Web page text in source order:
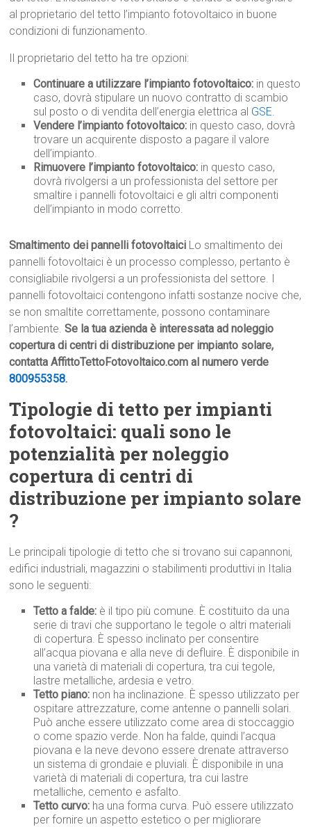
al proprietario del tetto l’impianto fotovoltaico in buone
condizioni di funzionamento.
Il proprietario del tetto ha tre opzioni:
Continuare a utilizzare l’impianto fotovoltaico: in questo
caso, dovrà stipulare un nuovo contratto di scambio
sul posto o di vendita dell’energia elettrica al GSE.
Vendere l’impianto fotovoltaico: in questo caso, dovrà
trovare un acquirente disposto a pagare il valore
dell’impianto.
Rimuovere l’impianto fotovoltaico: in questo caso,
dovrà rivolgersi a un professionista del settore per
smaltire i pannelli fotovoltaici e gli altri componenti
dell’impianto in modo corretto.
Smaltimento dei pannelli fotovoltaici Lo smaltimento dei
pannelli fotovoltaici è un processo complesso, pertanto è
consigliabile rivolgersi a un professionista del settore. I
pannelli fotovoltaici contengono infatti sostanze nocive che,
se non smaltite correttamente, possono contaminare
l’ambiente.Se la tua azienda è interessata ad noleggio
copertura di centri di distribuzione per impianto solare,
contatta AffittoTettoFotovoltaico.com al numero verde
800955358.
Tipologie di tetto per impianti
fotovoltaici: quali sono le
potenzialità per noleggio
copertura di centri di
distribuzione per impianto solare
?
Le principali tipologie di tetto che si trovano sui capannoni,
edifici industriali, magazzini o stabilimenti produttivi in Italia
sono le seguenti:
Tetto a falde: è il tipo più comune. È costituito da una
serie di travi che supportano le tegole o altri materiali
di copertura. È spesso inclinato per consentire
all’acqua piovana e alla neve di defluire. È disponibile in
una varietà di materiali di copertura, tra cui tegole,
lastre metalliche, ardesia e vetro.
Tetto piano: non ha inclinazione. È spesso utilizzato per
ospitare attrezzature, come antenne o pannelli solari.
Può anche essere utilizzato come area di stoccaggio
o come spazio verde. Non ha falde, quindi l’acqua
piovana e la neve devono essere drenate attraverso
un sistema di grondaie e pluviali. È disponibile in una
varietà di materiali di copertura, tra cui lastre
metalliche, cemento e asfalto.
Tetto curvo: ha una forma curva. Può essere utilizzato
per fornire un aspetto estetico o per migliorare